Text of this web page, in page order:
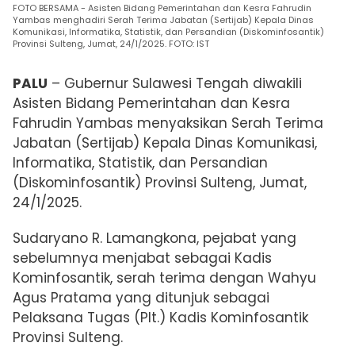
FOTO BERSAMA - Asisten Bidang Pemerintahan dan Kesra Fahrudin
Yambas menghadiri Serah Terima Jabatan (Sertijab) Kepala Dinas
Komunikasi, Informatika, Statistik, dan Persandian (Diskominfosantik)
Provinsi Sulteng, Jumat, 24/1/2025. FOTO: IST
PALU – Gubernur Sulawesi Tengah diwakili
Asisten Bidang Pemerintahan dan Kesra
Fahrudin Yambas menyaksikan Serah Terima
Jabatan (Sertijab) Kepala Dinas Komunikasi,
Informatika, Statistik, dan Persandian
(Diskominfosantik) Provinsi Sulteng, Jumat,
24/1/2025.
Sudaryano R. Lamangkona, pejabat yang
sebelumnya menjabat sebagai Kadis
Kominfosantik, serah terima dengan Wahyu
Agus Pratama yang ditunjuk sebagai
Pelaksana Tugas (Plt.) Kadis Kominfosantik
Provinsi Sulteng.